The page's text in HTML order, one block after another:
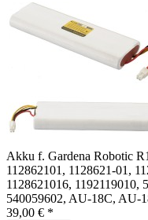
Akku f. Gardena Robotic
112862101, 1128621-01,
1128621016, 1192119010,
540059602, AU-18C, AU-
39,00 € *